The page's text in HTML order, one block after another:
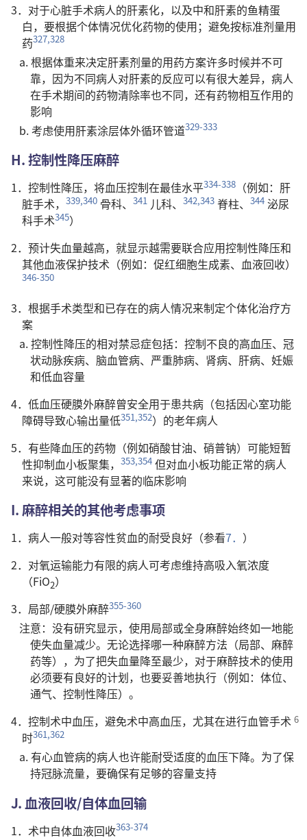
3．对于心脏手术病人的肝素化，以及中和肝素的鱼精蛋
白，要根据个体情况优化药物的使用；避免按标准剂量用
药327,328
a. 根据体重来决定肝素剂量的用药方案许多时候并不可
靠，因为不同病人对肝素的反应可以有很大差异，病人
在手术期间的药物清除率也不同，还有药物相互作用的
影响
b. 考虑使用肝素涂层体外循环管道329-333
H. 控制性降压麻醉
1．控制性降压，将血压控制在最佳水平334-338 （例如：肝
脏手术， 339,340 骨科、 341 儿科、 342,343 脊柱、 344 泌尿
科手术345）
2．预计失血量越高，就显示越需要联合应用控制性降压和
其他血液保护技术（例如：促红细胞生成素、血液回收）
346-350
3．根据手术类型和已存在的病人情况来制定个体化治疗方
案
a. 控制性降压的相对禁忌症包括：控制不良的高血压、冠
状动脉疾病、脑血管病、严重肺病、肾病、肝病、妊娠
和低血容量
4．低血压硬膜外麻醉曾安全用于患共病（包括因心室功能
障碍导致心输出量低351,352）的老年病人
5．有些降血压的药物（例如硝酸甘油、硝普钠）可能短暂
性抑制血小板聚集， 353,354 但对血小板功能正常的病人
来说，这可能没有显著的临床影响
I. 麻醉相关的其他考虑事项
1．病人一般对等容性贫血的耐受良好（参看7． ）
2．对氧运输能力有限的病人可考虑维持高吸入氧浓度
（FiO2）
3．局部/硬膜外麻醉355-360
注意：没有研究显示，使用局部或全身麻醉始终如一地能
使失血量减少。无论选择哪一种麻醉方法（局部、麻醉
药等），为了把失血量降至最少，对于麻醉技术的使用
必须要有良好的计划，也要妥善地执行（例如：体位、
通气、控制性降压）。
4．控制术中血压，避免术中高血压，尤其在进行血管手术
时361,362
a. 有心血管病的病人也许能耐受适度的血压下降。为了保
持冠脉流量，要确保有足够的容量支持
J. 血液回收/自体血回输
1．术中自体血液回收363-374